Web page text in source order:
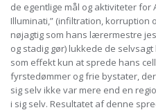
de egentlige mål og aktiviteter for
Illuminati,” (infiltration, korruption
nøjagtig som hans lærermestre
og stadig gør) lukkede de
som effekt kun at sprede hans
fyrstedømmer og frie bystater,
sig selv ikke var mere end en
i sig selv. Resultatet af denne